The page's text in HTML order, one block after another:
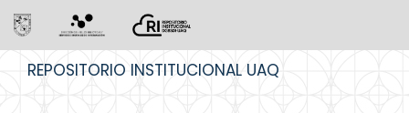
REPOSITORIO INSTITUCIONAL UAQ